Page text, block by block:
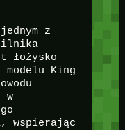
z
łożysko
modelu King
w
wspierając